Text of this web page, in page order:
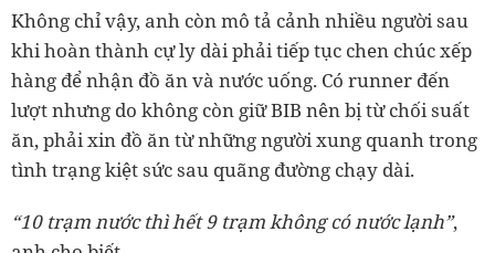
Không chỉ vậy, anh còn mô tả cảnh nhiều người sau
khi hoàn thành cự ly dài phải tiếp tục chen chúc xếp
hàng để nhận đồ ăn và nước uống. Có runner đến
lượt nhưng do không còn giữ BIB nên bị từ chối suất
ăn, phải xin đồ ăn từ những người xung quanh trong
tình trạng kiệt sức sau quãng đường chạy dài.
“10 trạm nước thì hết 9 trạm không có nước lạnh”,